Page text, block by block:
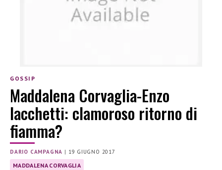
GOSSIP
Maddalena Corvaglia-Enzo
Iacchetti: clamoroso ritorno di
fiamma?
DARIO CAMPAGNA | 19 GIUGNO 2017
MADDALENA CORVAGLIA